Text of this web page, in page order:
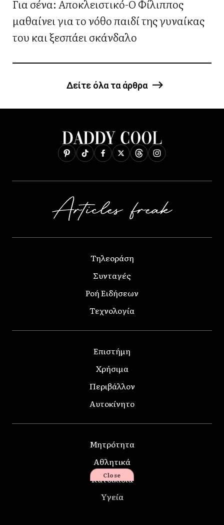
Για σένα: Αποκλειστικό-Ο Φίλιππος
μαθαίνει για το νόθο παιδί της γυναίκας
του και ξεσπάει σκάνδαλο
Δείτε όλα τα άρθρα
Τηλεοράση
Συνταγές
Ροή Ειδήσεων
Τεχνολογία
Επιστήμη
Χρήσιμα
Περιβάλλον
Αυτοκίνητο
Μητρότητα
Αθλητικά
Κατοικίδια
Υγεία
Close